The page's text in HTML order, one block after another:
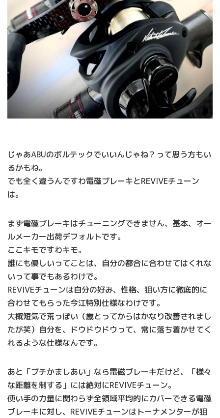
じゃあABUのボルテックでいいんじゃね？って思う方もい
るかもね。
でも全く違うんですわ電磁ブレーキとREVIVEチューン
は。
まず電磁ブレーキはチューニングできません、基本、オー
ルメーカー出荷デフォルトです。
ここキモですわキモ。
誰にも優しいってことは、自分の都合に合わせてはくれな
いって事でもあるわけで。
REVIVEチューンは自分の好み、性格、狙い方に徹底的に
合わせてもらった今江特別仕様なわけです。
大概短気で荒っぽい（歳とってからはかなり改善されまし
たが笑）自分を、ドウドウドウって、常に落ち着かせてく
れるような仕様なんです。
あと「ブチかましあい」なら電磁ブレーキだけど、「様々
な距離を制する」には絶対にREVIVEチューン。
使い手の力量に関わらず全領域平均的にカバーできる電磁
ブレーキに対し、REVIVEチューンはトーナメンターが狙